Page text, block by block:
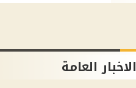
الاخبار العامة